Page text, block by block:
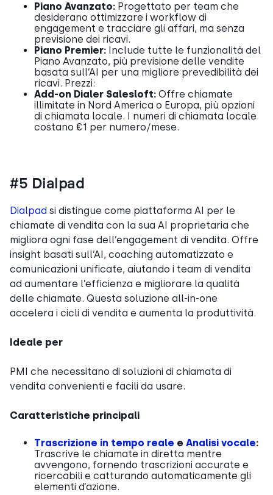
Piano Avanzato: Progettato per team che
desiderano ottimizzare i workflow di
engagement e tracciare gli affari, ma senza
previsione dei ricavi.
Piano Premier: Include tutte le funzionalità del
Piano Avanzato, più previsione delle vendite
basata sull’AI per una migliore prevedibilità dei
ricavi. Prezzi:
Add-on Dialer Salesloft: Offre chiamate
illimitate in Nord America o Europa, più opzioni
di chiamata locale. I numeri di chiamata locale
costano €1 per numero/mese.
#5 Dialpad
Dialpad si distingue come piattaforma AI per le
chiamate di vendita con la sua AI proprietaria che
migliora ogni fase dell’engagement di vendita. Offre
insight basati sull’AI, coaching automatizzato e
comunicazioni unificate, aiutando i team di vendita
ad aumentare l’efficienza e migliorare la qualità
delle chiamate. Questa soluzione all-in-one
accelera i cicli di vendita e aumenta la produttività.
Ideale per
PMI che necessitano di soluzioni di chiamata di
vendita convenienti e facili da usare.
Caratteristiche principali
Trascrizione in tempo reale e Analisi vocale:
Trascrive le chiamate in diretta mentre
avvengono, fornendo trascrizioni accurate e
ricercabili e catturando automaticamente gli
elementi d’azione.